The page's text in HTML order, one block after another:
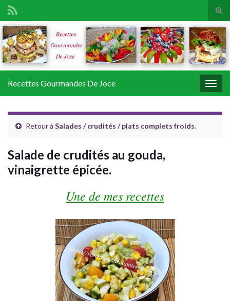
Search for:
Recettes Gourmandes De Joce
Retour à Salades / crudités / plats complets froids.
Salade de crudités au gouda,
vinaigrette épicée.
Une de mes recettes